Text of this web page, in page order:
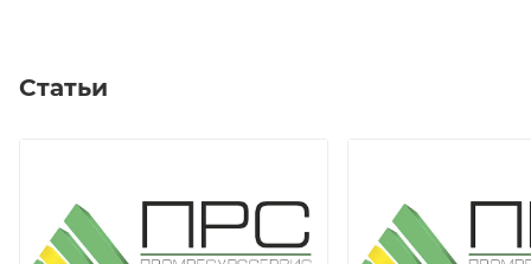
Статьи